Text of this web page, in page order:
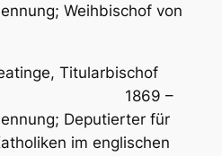
Weihbischof von
Titularbischof
1869 –
Deputierter für
im englischen